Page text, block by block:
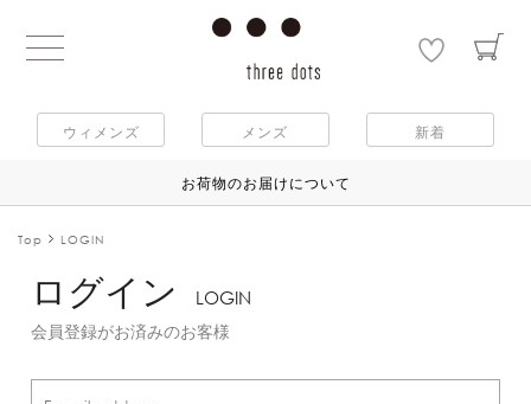
ウィメンズ メンズ 新着
お荷物のお届けについて
Top LOGIN
ログイン LOGIN
会員登録がお済みのお客様